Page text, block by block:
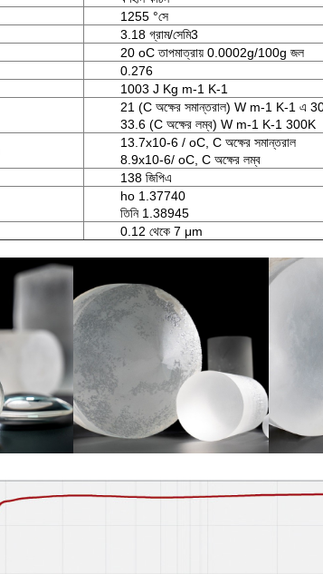
1255 °সে
3.18 গ্রাম/সেমি3
20 oC তাপমাত্রায় 0.0002g/100g জল
0.276
1003 J Kg m-1 K-1
21 (C অক্ষের সমান্তরাল) W m-1 K-1 এ
33.6 (C অক্ষের লম্ব) W m-1 K-1 300K
13.7x10-6 / oC, C অক্ষের সমান্তরাল
8.9x10-6/ oC, C অক্ষের লম্ব
138 জিপিএ
ho 1.37740
তিনি 1.38945
0.12 থেকে 7 μm